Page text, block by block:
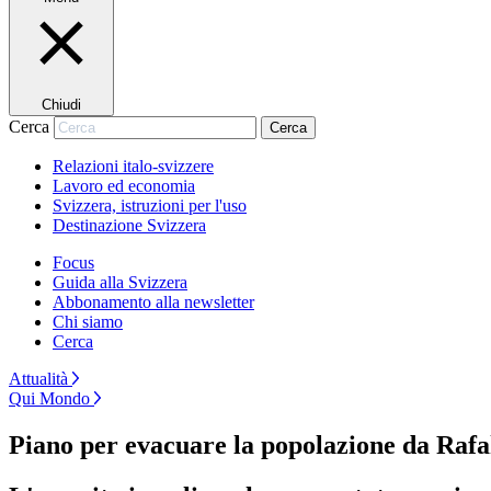
Chiudi
Cerca Cerca
Relazioni italo-svizzere
Lavoro ed economia
Svizzera, istruzioni per l'uso
Destinazione Svizzera
Focus
Guida alla Svizzera
Abbonamento alla newsletter
Chi siamo
Cerca
Attualità
Qui Mondo
Piano per evacuare la popolazione da